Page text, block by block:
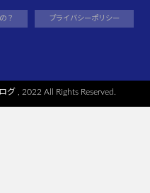
？ プライバシーポリシー
グ, 2022 All Rights Reserved.